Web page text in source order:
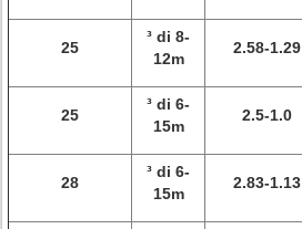
25
³ di 8-
12m
2.58-1.29
25
³ di 6-
15m
2.5-1.0
28
³ di 6-
15m
2.83-1.13